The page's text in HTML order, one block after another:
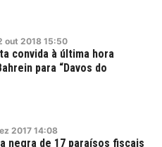
out 2018 15:50
convida à última hora
para “Davos do
2017 14:08
negra de 17 paraísos fiscais